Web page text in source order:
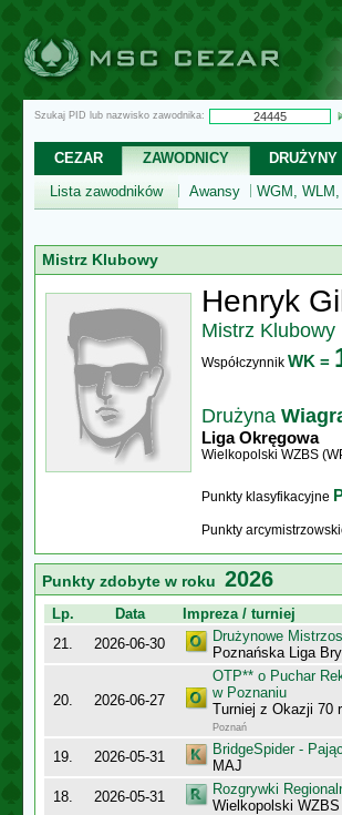
Szukaj PID lub nazwisko zawodnika:
CEZAR ZAWODNICY DRUŻYNY
Lista zawodników
Awansy WGM, WLM,
Mistrz Klubowy
Henryk
Mistrz Klubowy
Współczynnik WK =
Drużyna
Liga Okręgowa
Wielkopolski WZBS
Punkty klasyfikacyjne
Punkty
Punkty zdobyte w roku 2026
Lp. Data
Impreza / turniej
21.
2026-06-30
Drużynowe
Poznańska Liga
20. 2026-06-27
OTP** o Puchar
w Poznaniu
Turniej z Okazji 70
Poznań
19. 2026-05-31
BridgeSpider -
MAJ
18.
2026-05-31
Rozgrywki
Wielkopolski